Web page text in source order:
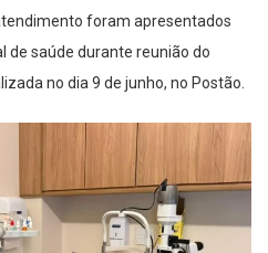
foram apresentados
de saúde durante reunião do
no dia 9 de junho, no Postão.